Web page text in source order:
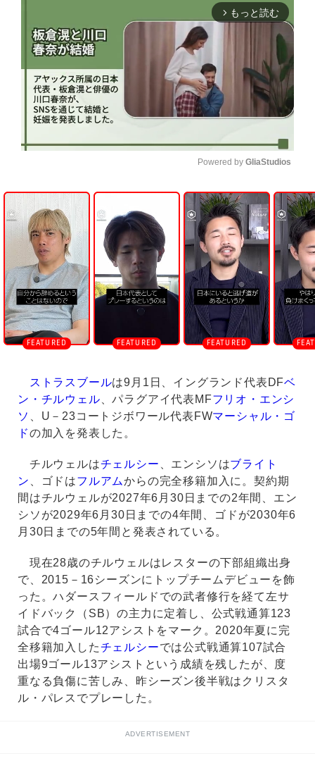
arrow_forward_ios もっと読む
U
n
m
u
t
e
Powered by GliaStudios
ストラスブールは9月1日、イングランド代表DFベ
ン・チルウェル、パラグアイ代表MFフリオ・エンシ
ソ 、U－23コートジボワール代表FWマーシャル・ゴ
ドの加入を発表した。
チルウェルはチェルシー 、エンシソはブライト
ン 、ゴドはフルアムからの完全移籍加入に。契約期
間はチルウェルが2027年6月30日までの2年間、エン
シソが2029年6月30日までの4年間、ゴドが2030年6
月30日までの5年間と発表されている。
現在28歳のチルウェルはレスターの下部組織出身
で、2015－16シーズンにトップチームデビューを飾
った。ハダースフィールドでの武者修行を経て左サ
イドバック（SB）の主力に定着し、公式戦通算123
試合で4ゴール12アシストをマーク。2020年夏に完
全移籍加入したチェルシーでは公式戦通算107試合
出場9ゴール13アシストという成績を残したが、度
重なる負傷に苦しみ、昨シーズン後半戦はクリスタ
ル・パレスでプレーした。
ADVERTISEMENT